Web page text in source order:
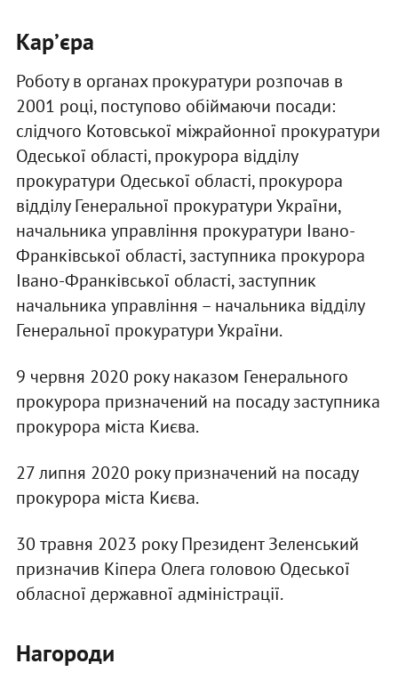
Карʼєра
Роботу в органах прокуратури розпочав в
2001 році, поступово обіймаючи посади:
слідчого Котовської міжрайонної прокуратури
Одеської області, прокурора відділу
прокуратури Одеської області, прокурора
відділу Генеральної прокуратури України,
начальника управління прокуратури Івано-
Франківської області, заступника прокурора
Івано-Франківської області, заступник
начальника управління – начальника відділу
Генеральної прокуратури України.
9 червня 2020 року наказом Генерального
прокурора призначений на посаду заступника
прокурора міста Києва.
27 липня 2020 року призначений на посаду
прокурора міста Києва.
30 травня 2023 року Президент Зеленський
призначив Кіпера Олега головою Одеської
обласної державної адміністрації.
Нагороди